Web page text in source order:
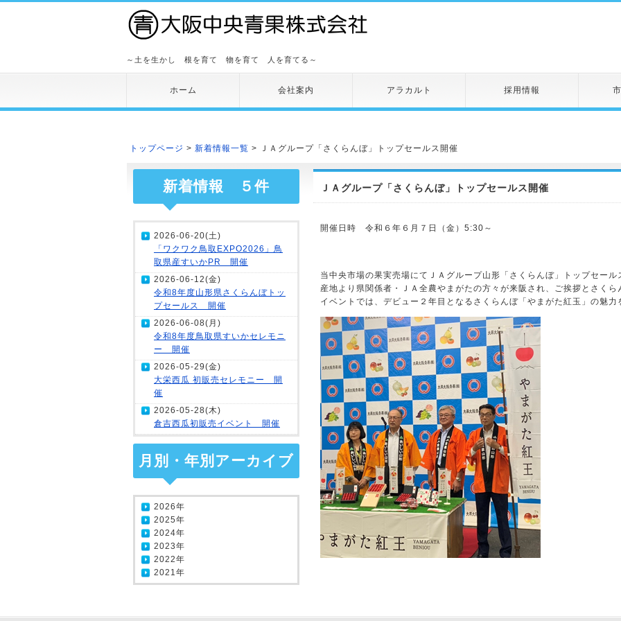
～土を生かし 根を育て 物を育て 人を育てる～
ホーム 会社案内 アラカルト 採用情報
トップページ > 新着情報一覧 > ＪＡグループ「さくらんぼ」トップセールス開催
ＪＡグループ「さくらんぼ」トップセールス開催
開催日時 令和６年６月７日（金）5:30～
当中央市場の果実売場にてＪＡグループ山形「さくらんぼ」トップセール
産地より県関係者・ＪＡ全農やまがたの方々が来阪され、ご挨拶とさくら
イベントでは、デビュー２年目となるさくらんぼ「やまがた紅玉」の魅力
新着情報 ５件
2026-06-20(土)
「ワクワク鳥取EXPO2026」鳥
取県産すいかPR 開催
2026-06-12(金)
令和8年度山形県さくらんぼトッ
プセールス 開催
2026-06-08(月)
令和8年度鳥取県すいかセレモニ
ー 開催
2026-05-29(金)
大栄西瓜 初販売セレモニー 開
催
2026-05-28(木)
倉吉西瓜初販売イベント 開催
月別・年別アーカイブ
2026年
2025年
2024年
2023年
2022年
2021年